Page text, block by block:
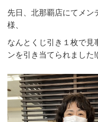
先日、北那覇店にてメン
様、
なんとくじ引き１枚で見
ンを引き当てられました